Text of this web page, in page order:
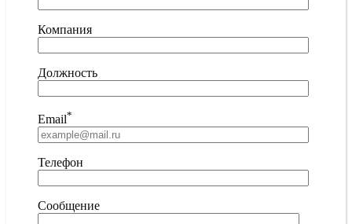
Компания
Должность
Email*
Телефон
Сообщение